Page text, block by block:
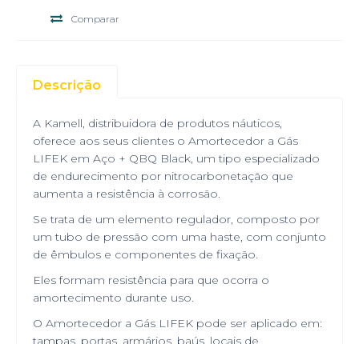
Comparar
Descrição
A Kamell, distribuidora de produtos náuticos,
oferece aos seus clientes o Amortecedor a Gás
LIFEK em Aço + QBQ Black, um tipo especializado
de endurecimento por nitrocarbonetação que
aumenta a resistência à corrosão.
Se trata de um elemento regulador, composto por
um tubo de pressão com uma haste, com conjunto
de êmbulos e componentes de fixação.
Eles formam resistência para que ocorra o
amortecimento durante uso.
O Amortecedor a Gás LIFEK pode ser aplicado em:
tampas, portas, armários, baús, locais de